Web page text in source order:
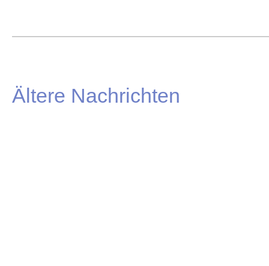
Ältere Nachrichten